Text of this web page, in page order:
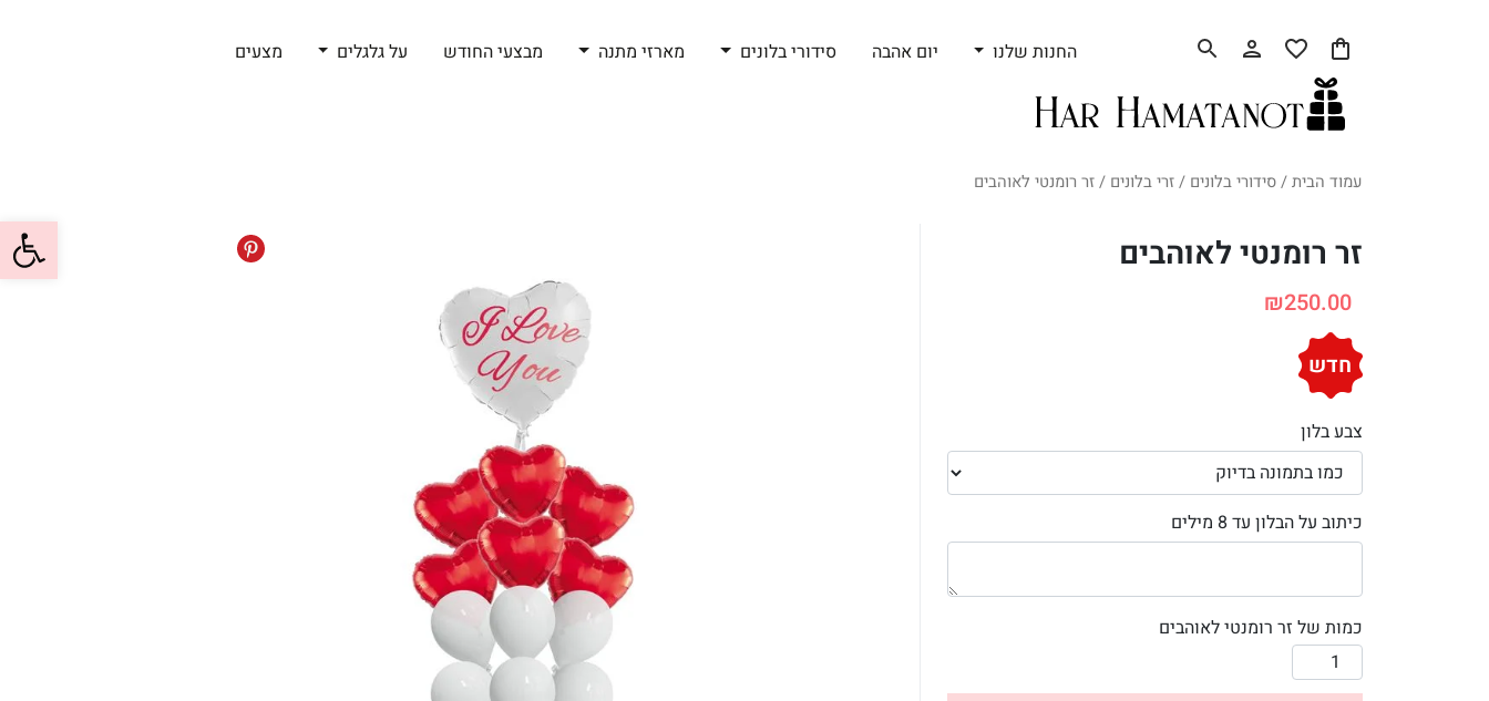
פתח
החנות שלנו יום אהבה סידורי בלונים מארזי מתנה מבצעי החודש על גלגלים מצעים
עמוד הבית/סידורי בלונים /זרי בלונים / זר רומנטי לאוהבים
זר רומנטי לאוהבים
₪250.00
חדש
צבע בלון
כיתוב על הבלון עד 8 מילים
כמות של זר רומנטי לאוהבים